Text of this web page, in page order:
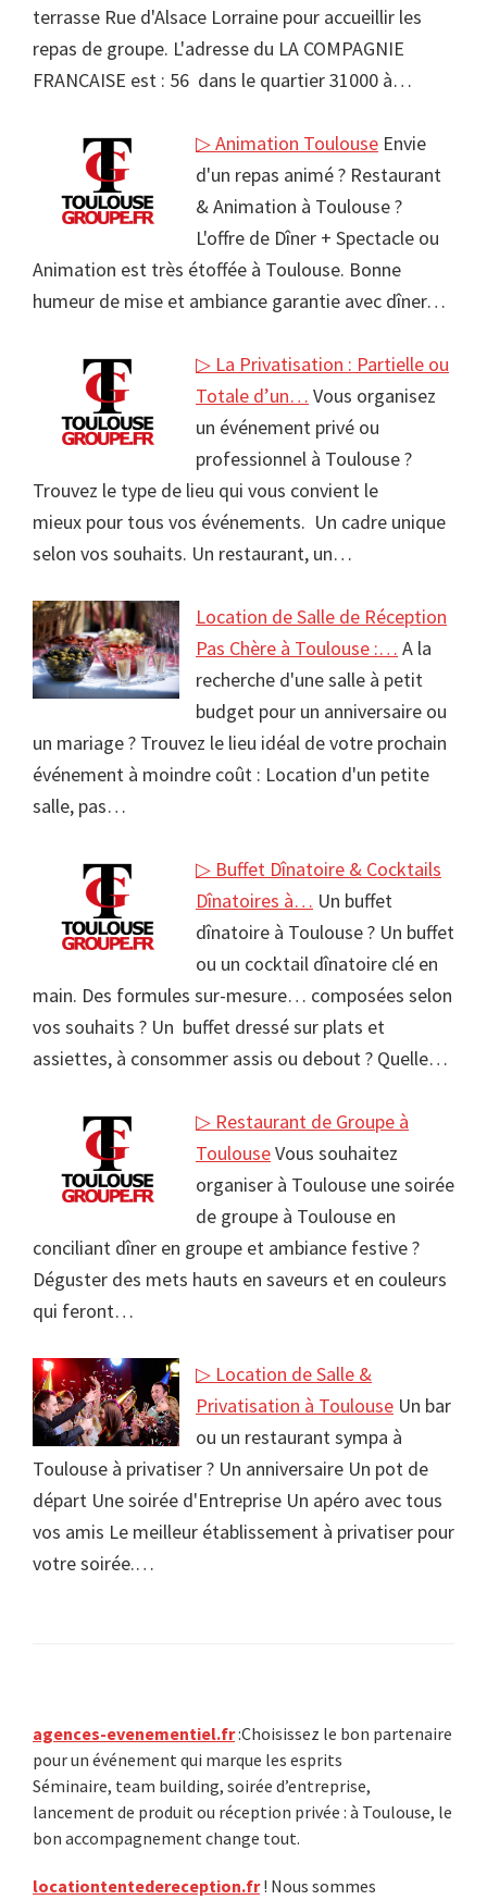
terrasse Rue d'Alsace Lorraine pour accueillir les
repas de groupe. L'adresse du LA COMPAGNIE
FRANCAISE est : 56 dans le quartier 31000 à…
▷ Animation Toulouse Envie
d'un repas animé ? Restaurant
& Animation à Toulouse ?
L'offre de Dîner + Spectacle ou
Animation est très étoffée à Toulouse. Bonne
humeur de mise et ambiance garantie avec dîner…
▷ La Privatisation : Partielle ou
Totale d’un… Vous organisez
un événement privé ou
professionnel à Toulouse ?
Trouvez le type de lieu qui vous convient le
mieux pour tous vos événements. Un cadre unique
selon vos souhaits. Un restaurant, un…
Location de Salle de Réception
Pas Chère à Toulouse :… A la
recherche d'une salle à petit
budget pour un anniversaire ou
un mariage ? Trouvez le lieu idéal de votre prochain
événement à moindre coût : Location d'un petite
salle, pas…
▷ Buffet Dînatoire & Cocktails
Dînatoires à… Un buffet
dînatoire à Toulouse ? Un buffet
ou un cocktail dînatoire clé en
main. Des formules sur-mesure… composées selon
vos souhaits ? Un buffet dressé sur plats et
assiettes, à consommer assis ou debout ? Quelle…
▷ Restaurant de Groupe à
ToulouseVous souhaitez
organiser à Toulouse une soirée
de groupe à Toulouse en
conciliant dîner en groupe et ambiance festive ?
Déguster des mets hauts en saveurs et en couleurs
qui feront…
▷ Location de Salle &
Privatisation à Toulouse Un bar
ou un restaurant sympa à
Toulouse à privatiser ? Un anniversaire Un pot de
départ Une soirée d'Entreprise Un apéro avec tous
vos amis Le meilleur établissement à privatiser pour
votre soirée.…
Primary
Sidebar
agences-evenementiel.fr:Choisissez le bon partenaire
pour un événement qui marque les esprits
Séminaire, team building, soirée d’entreprise,
lancement de produit ou réception privée : à Toulouse, le
bon accompagnement change tout.
locationtentedereception.fr! Nous sommes